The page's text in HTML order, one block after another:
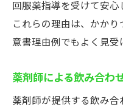
回服薬指導を受けて安心
これらの理由は、かか
意書理由例でもよく見受
薬剤師による飲み合わ
薬剤師が提供する飲み